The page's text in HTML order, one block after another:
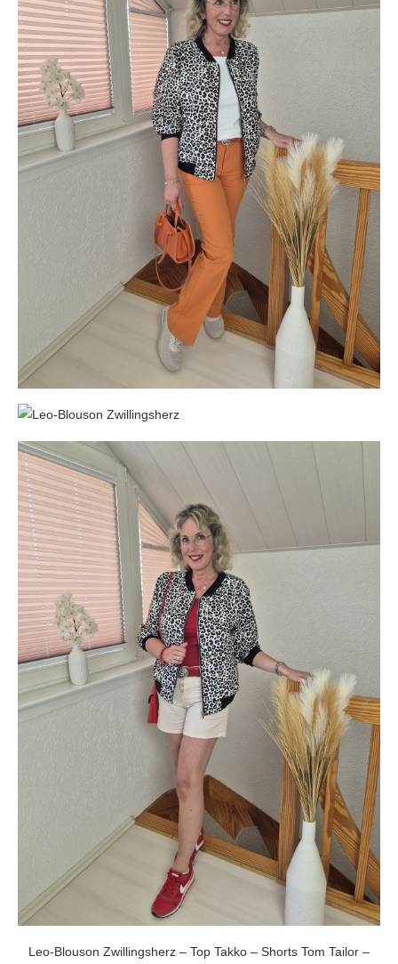
Leo-Blouson Zwillingsherz – Top Takko – Shorts Tom Tailor –